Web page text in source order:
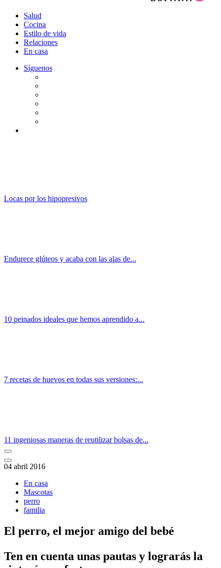
Salud
Cocina
Estilo de vida
Relaciones
En casa
Síguenos
Locas por los hipopresivos
Endurece glúteos y acaba con las alas de...
10 peinados ideales que hemos aprendido a...
7 recetas de huevos en todas sus versiones:...
11 ingeniosas maneras de reutilizar bolsas de...
04 abril 2016
En casa
Mascotas
perro
familia
El perro, el mejor amigo del bebé
​Ten en cuenta unas pautas y lograrás la